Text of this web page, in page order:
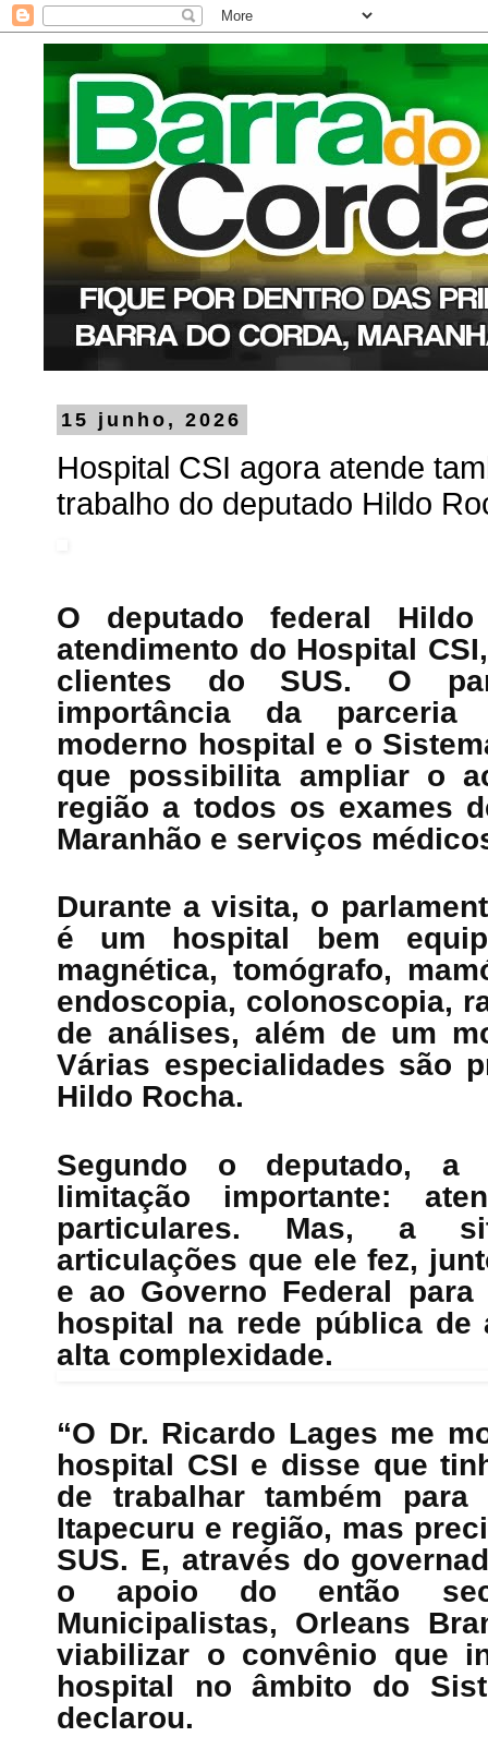
15 junho, 2026
Hospital CSI agora atende
trabalho do deputado Hildo
O deputado federal
atendimento do Hospital
clientes do SUS. O
importância da parceria
moderno hospital e o
que possibilita ampliar o
região a todos os exames
Maranhão e serviços
Durante a visita, o
é um hospital bem
magnética, tomógrafo,
endoscopia, colonoscopia,
de análises, além de um
Várias especialidades são
Hildo Rocha.
Segundo o deputado, a
limitação importante:
particulares. Mas, a
articulações que ele fez,
e ao Governo Federal
hospital na rede pública de
alta complexidade.
“O Dr. Ricardo Lages me
hospital CSI e disse que
de trabalhar também
Itapecuru e região, mas
SUS. E, através do
o apoio do então
Municipalistas, Orleans
viabilizar o convênio que
hospital no âmbito do
declarou.